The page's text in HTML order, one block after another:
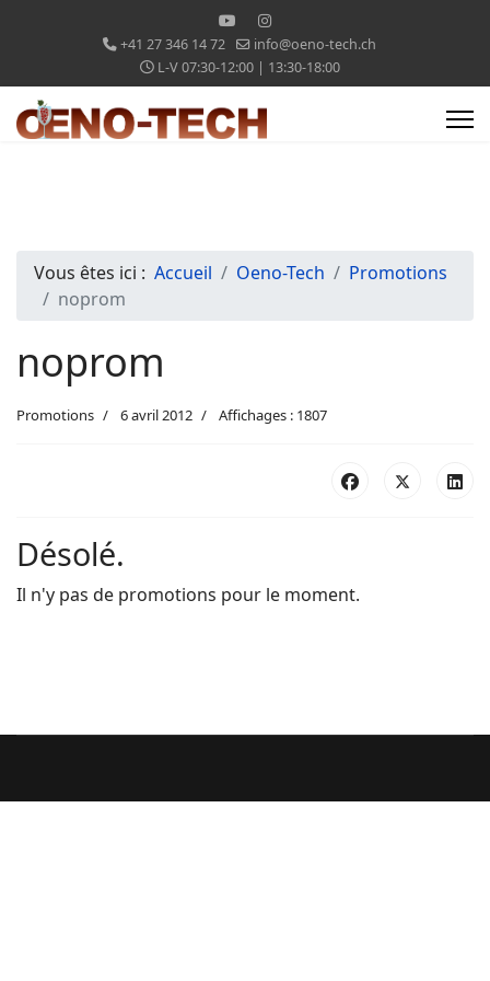
+41 27 346 14 72
info@oeno-tech.ch
L-V 07:30-12:00 | 13:30-18:00
Vous êtes ici : Accueil Oeno-Tech
Promotions
noprom
noprom
Promotions 6 avril 2012 Affichages : 1807
Désolé.
Il n'y pas de promotions pour le moment.